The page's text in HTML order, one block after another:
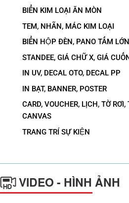
BIỂN KIM LOẠI ĂN MÒN
TEM, NHÃN, MÁC KIM LOẠI
BIỂN HỘP ĐÈN, PANO TẤM LỚN
STANDEE, GIÁ CHỮ X, GIÁ
IN UV, DECAL OTO, DECAL PP
IN BẠT, BANNER, POSTER
CARD, VOUCHER, LỊCH, TỜ
CANVAS
TRANG TRÍ SỰ KIỆN
VIDEO - HÌNH ẢNH